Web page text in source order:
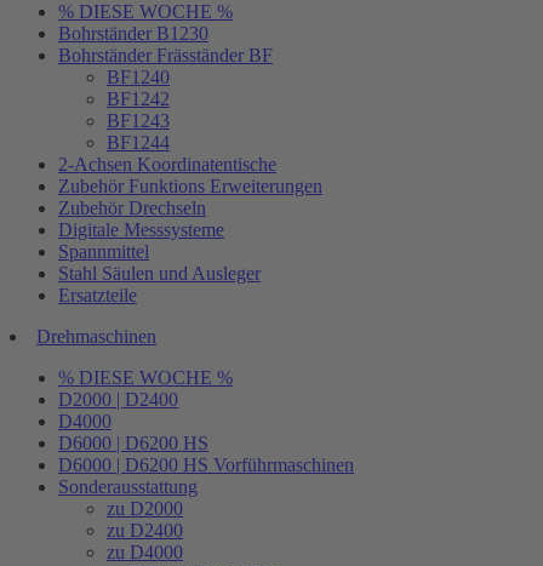
% DIESE WOCHE %
Bohrständer B1230
Bohrständer Fräsständer BF
BF1240
BF1242
BF1243
BF1244
2-Achsen Koordinatentische
Zubehör Funktions Erweiterungen
Zubehör Drechseln
Digitale Messsysteme
Spannmittel
Stahl Säulen und Ausleger
Ersatzteile
Drehmaschinen
% DIESE WOCHE %
D2000 | D2400
D4000
D6000 | D6200 HS
D6000 | D6200 HS Vorführmaschinen
Sonderausstattung
zu D2000
zu D2400
zu D4000